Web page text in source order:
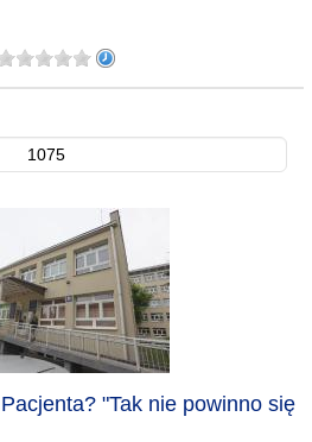
1075
"Tak nie powinno się